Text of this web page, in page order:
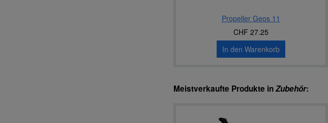
Propeller Geos 11
CHF 27.25
In den Warenkorb
Meistverkaufte Produkte inZubehör: